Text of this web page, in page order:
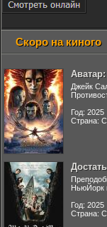
Скоро на киного
Джейк
Год: 2025
Страна:
НьюЙорк
Год: 2025
Страна: